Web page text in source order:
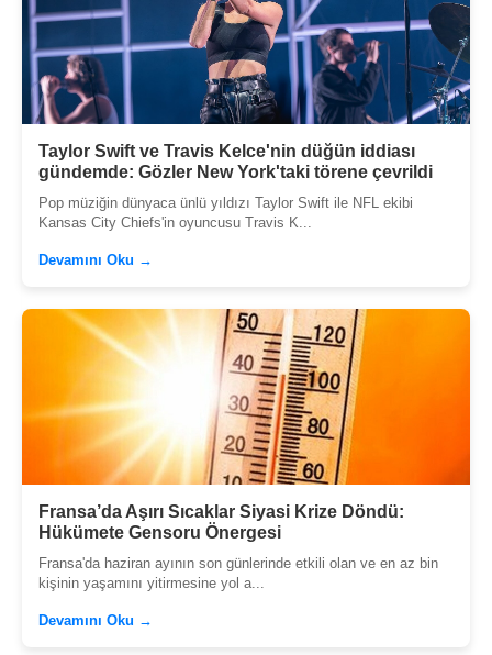
Taylor Swift ve Travis Kelce'nin düğün iddiası
gündemde: Gözler New York'taki törene çevrildi
Pop müziğin dünyaca ünlü yıldızı Taylor Swift ile NFL ekibi
Kansas City Chiefs'in oyuncusu Travis K...
Devamını Oku →
Fransa’da Aşırı Sıcaklar Siyasi Krize Döndü:
Hükümete Gensoru Önergesi
Fransa'da haziran ayının son günlerinde etkili olan ve en az bin
kişinin yaşamını yitirmesine yol a...
Devamını Oku →